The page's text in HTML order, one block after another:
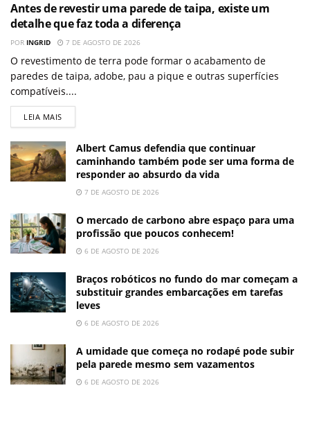
Antes de revestir uma parede de taipa, existe um
detalhe que faz toda a diferença
POR INGRID 7 DE AGOSTO DE 2026
O revestimento de terra pode formar o acabamento de
paredes de taipa, adobe, pau a pique e outras superfícies
compatíveis....
LEIA MAIS
Albert Camus defendia que continuar
caminhando também pode ser uma forma de
responder ao absurdo da vida
7 DE AGOSTO DE 2026
O mercado de carbono abre espaço para uma
profissão que poucos conhecem!
6 DE AGOSTO DE 2026
Braços robóticos no fundo do mar começam a
substituir grandes embarcações em tarefas
leves
6 DE AGOSTO DE 2026
A umidade que começa no rodapé pode subir
pela parede mesmo sem vazamentos
6 DE AGOSTO DE 2026